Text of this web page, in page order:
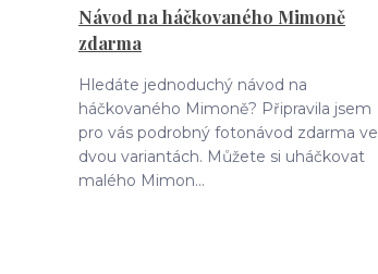
Návod na háčkovaného Mimoně
zdarma
Hledáte jednoduchý návod na
háčkovaného Mimoně? Připravila jsem
pro vás podrobný fotonávod zdarma ve
dvou variantách. Můžete si uháčkovat
malého Mimon...